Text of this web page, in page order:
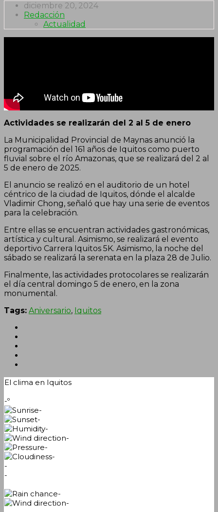
diciembre 20, 2024
Redacción
Actualidad
Actividades se realizarán del 2 al 5 de enero
La Municipalidad Provincial de Maynas anunció la
programación del 161 años de Iquitos como puerto
fluvial sobre el río Amazonas, que se realizará del 2 al
5 de enero de 2025.
El anuncio se realizó en el auditorio de un hotel
céntrico de la ciudad de Iquitos, dónde el alcalde
Vladimir Chong, señaló que hay una serie de eventos
para la celebración.
Entre ellas se encuentran actividades gastronómicas,
artística y cultural. Asimismo, se realizará el evento
deportivo Carrera Iquitos 5K. Asimismo, la noche del
sábado se realizará la serenata en la plaza 28 de Julio.
Finalmente, las actividades protocolares se realizarán
el día central domingo 5 de enero, en la zona
monumental.
Tags: Aniversario, Iquitos
El clima en Iquitos
-º
-
-
-
-
-
-
-
-
-
-